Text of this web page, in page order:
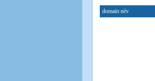
domain név